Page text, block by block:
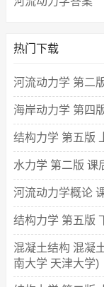
热门下载
河流动力学 第二
海岸动力学 第四
结构力学 第五版
水力学 第二版 课
河流动力学概论
结构力学 第五版
混凝土结构 混凝
南大学 天津大学)